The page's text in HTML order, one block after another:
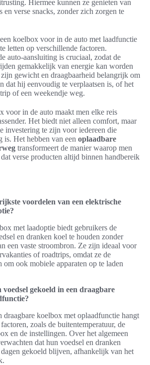
Hiermee kunnen ze genieten van
en verse snacks, zonder zich zorgen te
koelbox voor in de auto met laadfunctie
letten op verschillende factoren.
auto-aansluiting is cruciaal, zodat de
gemakkelijk van energie kan worden
gewicht en draagbaarheid belangrijk om
dat hij eenvoudig te verplaatsen is, of het
of een weekendje weg.
voor in de auto maakt men elke reis
Het biedt niet alleen comfort, maar
investering te zijn voor iedereen die
is. Het hebben van een oplaadbare
transformeert de manier waarop men
verse producten altijd binnen handbereik
voordelen van een elektrische
met laadoptie biedt gebruikers de
en dranken koel te houden zonder
een vaste stroombron. Ze zijn ideaal voor
of roadtrips, omdat ze de
ook mobiele apparaten op te laden
gekoeld in een draagbare
draagbare koelbox met oplaadfunctie hangt
zoals de buitentemperatuur, de
en de instellingen. Over het algemeen
dat hun voedsel en dranken
gekoeld blijven, afhankelijk van het